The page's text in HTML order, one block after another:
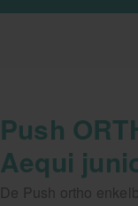
Push
Aequi
De Push ortho